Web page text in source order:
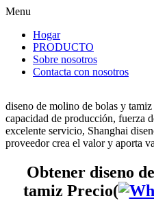
Menu
Hogar
PRODUCTO
Sobre nosotros
Contacta con nosotros
diseno de molino de bolas y
capacidad de producción, fuerza
excelente servicio, Shanghai
proveedor crea el valor y aporta
Obtener diseno
tamiz Precio(